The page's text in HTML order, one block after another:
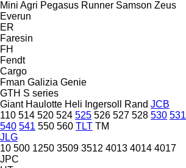
Mini Agri Pegasus Runner Samson Zeus
Everun
ER
Faresin
FH
Fendt
Cargo
Fman Galizia Genie
GTH S series
Giant Haulotte Heli Ingersoll Rand JCB
110 514 520 524 525 526 527 528 530 531
540 541 550 560 TLT TM
JLG
10 500 1250 3509 3512 4013 4014 4017
JPC